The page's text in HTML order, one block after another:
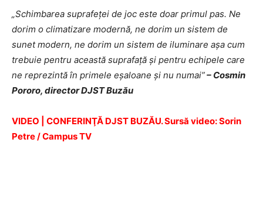
„Schimbarea suprafeţei de joc este doar primul pas. Ne
dorim o climatizare modernă, ne dorim un sistem de
sunet modern, ne dorim un sistem de iluminare aşa cum
trebuie pentru această suprafaţă şi pentru echipele care
ne reprezintă în primele eşaloane şi nu numai”– Cosmin
Pororo, director DJST Buzău
VIDEO | CONFERINŢĂ DJST BUZĂU. Sursă video: Sorin
Petre / Campus TV